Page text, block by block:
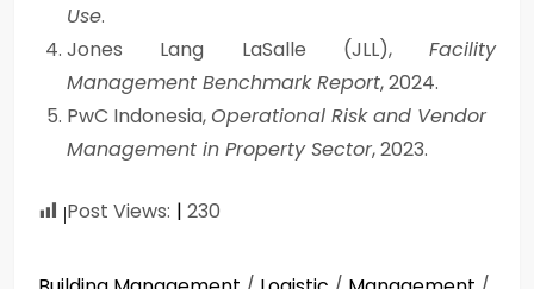
Use.
Jones Lang LaSalle (JLL), Facility
Management Benchmark Report, 2024.
PwC Indonesia,Operational Risk and Vendor
Management in Property Sector, 2023.
Post Views: 230